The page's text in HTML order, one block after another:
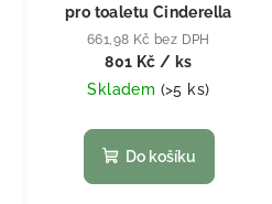
pro toaletu Cinderella
661,98 Kč bez DPH
801 Kč / ks
Skladem (>5 ks)
Do košíku